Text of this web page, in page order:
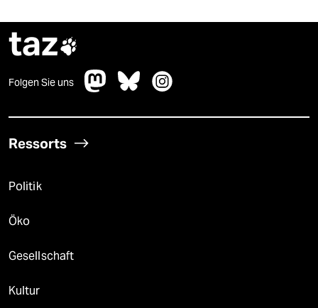
taz
Folgen Sie uns
Ressorts
Politik
Öko
Gesellschaft
Kultur